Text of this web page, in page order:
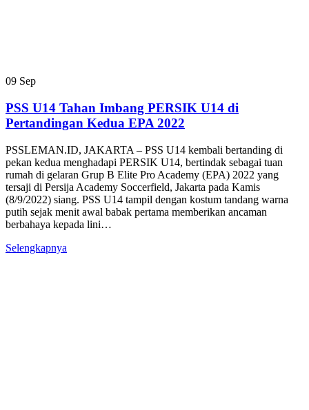
09 Sep
PSS U14 Tahan Imbang PERSIK U14 di
Pertandingan Kedua EPA 2022
PSSLEMAN.ID, JAKARTA – PSS U14 kembali bertanding di
pekan kedua menghadapi PERSIK U14, bertindak sebagai tuan
rumah di gelaran Grup B Elite Pro Academy (EPA) 2022 yang
tersaji di Persija Academy Soccerfield, Jakarta pada Kamis
(8/9/2022) siang. PSS U14 tampil dengan kostum tandang warna
putih sejak menit awal babak pertama memberikan ancaman
berbahaya kepada lini…
Selengkapnya